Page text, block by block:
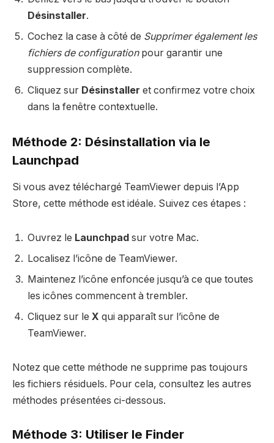
Désinstaller.
Cochez la case à côté de Supprimer également les
fichiers de configurationpour garantir une
suppression complète.
Cliquez sur Désinstaller et confirmez votre choix
dans la fenêtre contextuelle.
Méthode 2: Désinstallation via le
Launchpad
Si vous avez téléchargé TeamViewer depuis l’App
Store, cette méthode est idéale. Suivez ces étapes :
Ouvrez le Launchpad sur votre Mac.
Localisez l’icône de TeamViewer.
Maintenez l’icône enfoncée jusqu’à ce que toutes
les icônes commencent à trembler.
Cliquez sur le X qui apparaît sur l’icône de
TeamViewer.
Notez que cette méthode ne supprime pas toujours
les fichiers résiduels. Pour cela, consultez les autres
méthodes présentées ci-dessous.
Méthode 3: Utiliser le Finder